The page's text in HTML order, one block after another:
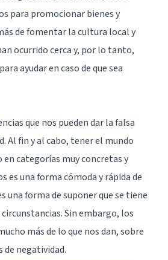
para promocionar bienes y
de fomentar la cultura local y
ocurrido cerca y, por lo tanto,
ayudar en caso de que sea
que nos pueden dar la falsa
Al fin y al cabo, tener el mundo
en categorías muy concretas y
es una forma cómoda y rápida de
una forma de suponer que se tiene
Sin embargo, los
más de lo que nos dan, sobre
de negatividad.